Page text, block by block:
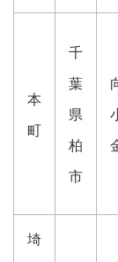
本
町
千
葉
県
柏
市
埼